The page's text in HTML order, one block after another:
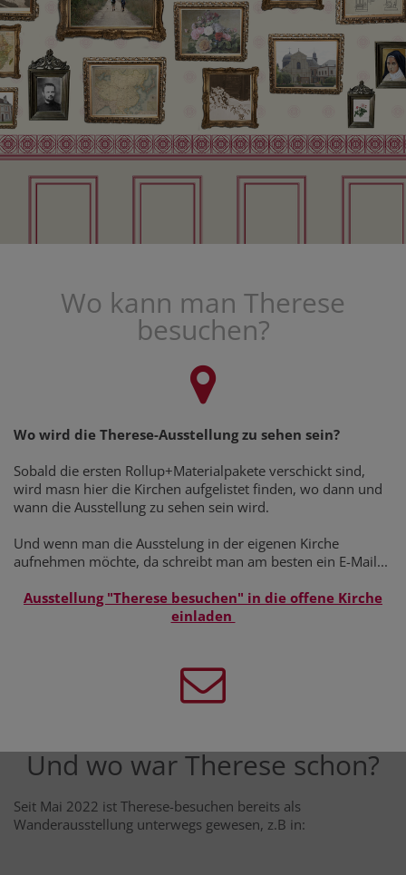
Wo kann man Therese
besuchen?
Wo wird die Therese-Ausstellung zu sehen sein?
Sobald die ersten Rollup+Materialpakete verschickt sind,
wird masn hier die Kirchen aufgelistet finden, wo dann und
wann die Ausstellung zu sehen sein wird.
Und wenn man die Ausstelung in der eigenen Kirche
aufnehmen möchte, da schreibt man am besten ein E-Mail...
Ausstellung "Therese besuchen" in die offene Kirche
einladen
Und wo war Therese schon?
Seit Mai 2022 ist Therese-besuchen bereits als
Wanderausstellung unterwegs gewesen, z.B in: